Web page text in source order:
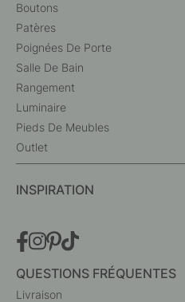
Boutons
Patères
Poignées De Porte
Salle De Bain
Rangement
Luminaire
Pieds De Meubles
Outlet
INSPIRATION
QUESTIONS FRÉQUENTES
Livraison